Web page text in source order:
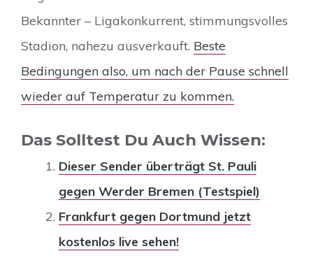
Bekannter – Ligakonkurrent, stimmungsvolles
Stadion, nahezu ausverkauft. Beste
Bedingungen also, um nach der Pause schnell
wieder auf Temperatur zu kommen.
Das Solltest Du Auch Wissen:
Dieser Sender überträgt St. Pauli
gegen Werder Bremen (Testspiel)
Frankfurt gegen Dortmund jetzt
kostenlos live sehen!